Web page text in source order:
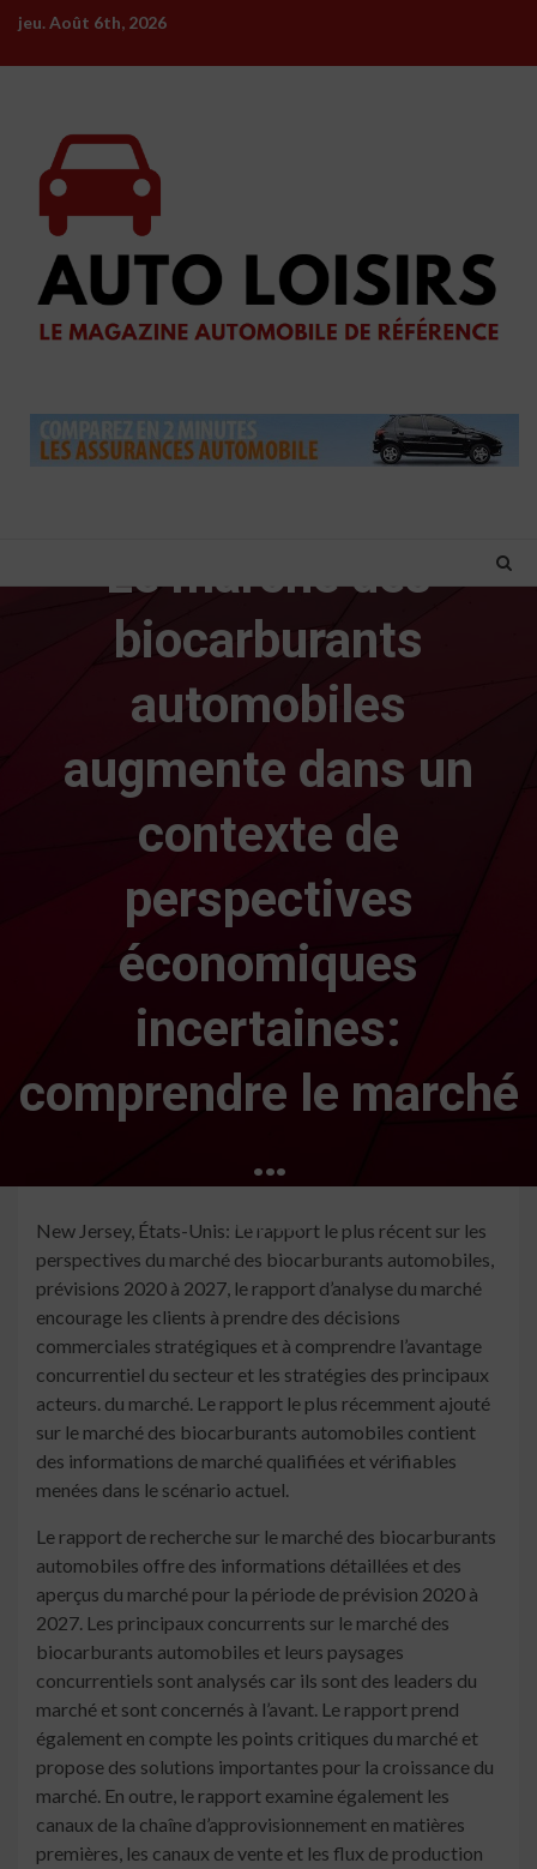
Skip
content
jeu. Août 6th, 2026
Le marché des
biocarburants
automobiles
augmente dans un
contexte de
perspectives
économiques
incertaines:
comprendre le marché
…
5 min read
New Jersey, États-Unis: Le rapport le plus récent sur les
perspectives du marché des biocarburants automobiles,
prévisions 2020 à 2027, le rapport d’analyse du marché
encourage les clients à prendre des décisions
commerciales stratégiques et à comprendre l’avantage
concurrentiel du secteur et les stratégies des principaux
acteurs. du marché. Le rapport le plus récemment ajouté
sur le marché des biocarburants automobiles contient
des informations de marché qualifiées et vérifiables
menées dans le scénario actuel.
Le rapport de recherche sur le marché des biocarburants
automobiles offre des informations détaillées et des
aperçus du marché pour la période de prévision 2020 à
2027. Les principaux concurrents sur le marché des
biocarburants automobiles et leurs paysages
concurrentiels sont analysés car ils sont des leaders du
marché et sont concernés à l’avant. Le rapport prend
également en compte les points critiques du marché et
propose des solutions importantes pour la croissance du
marché. En outre, le rapport examine également les
canaux de la chaîne d’approvisionnement en matières
premières, les canaux de vente et les flux de production